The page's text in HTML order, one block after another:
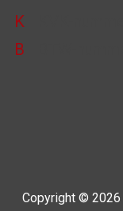
K
B
Copyright © 2026